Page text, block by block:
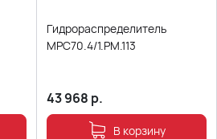
Гидрораспределитель
МРС70.4/1.РМ.113
43 968 р.
В корзину